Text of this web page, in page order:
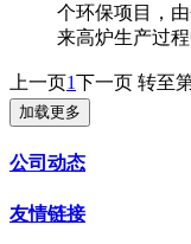
个环保项目，
来高炉生产过
上一页1下一页 转至
加载更多
公司动态
友情链接